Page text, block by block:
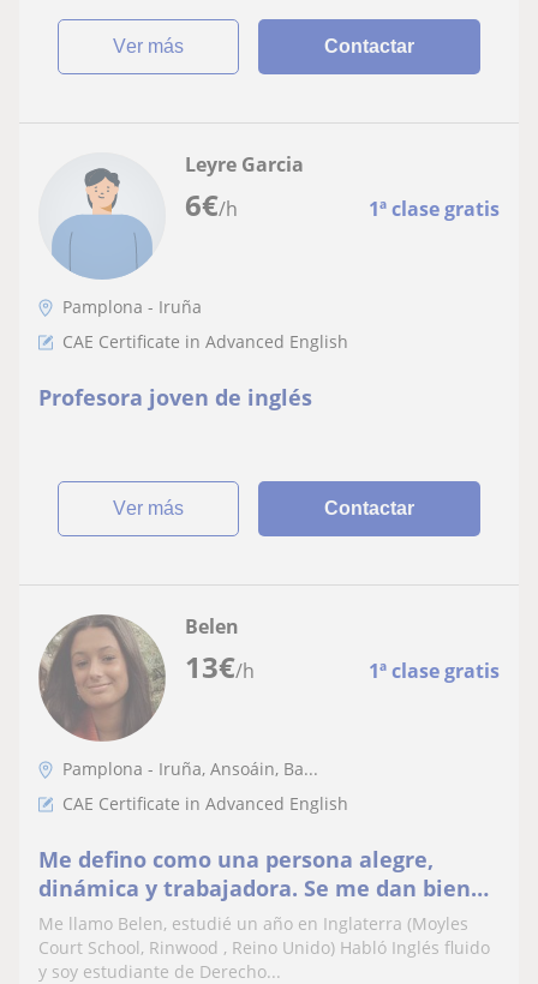
ver más Contactar
6€/h 1ª clase gratis
Leyre Garcia
Pamplona - Iruña
CAE Certificate in Advanced English
Profesora joven de inglés
ver más Contactar
13€/h 1ª clase gratis
Belen
Pamplona - Iruña, Ansoáin, Ba...
CAE Certificate in Advanced English
Me defino como una persona alegre,
dinámica y trabajadora. Se me dan bien
todo tipo de niños y me encanta el trato
con ellos
Me llamo Belen, estudié un año en Inglaterra (Moyles
Court School, Rinwood , Reino Unido) Habló Inglés fluido
y soy estudiante de Derecho...